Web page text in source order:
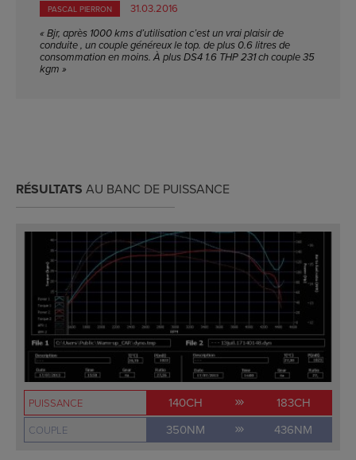
PASCAL PIERRON 31.03.2016
« Bjr, après 1000 kms d’utilisation c’est un vrai plaisir de
conduite , un couple généreux le top. de plus 0.6 litres de
consommation en moins. À plus DS4 1.6 THP 231 ch couple 35
kgm »
RÉSULTATS AU BANC DE PUISSANCE
PUISSANCE 140CH 183CH
COUPLE 350NM 436NM